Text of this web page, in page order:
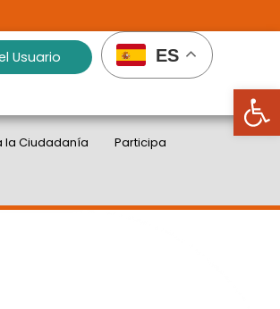
Abrir
Usuario ES
la Ciudadanía Participa